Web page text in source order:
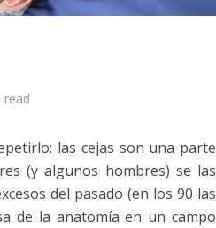
read
las cejas son una parte
(y algunos hombres) se las
del pasado (en los 90 las
de la anatomía en un campo